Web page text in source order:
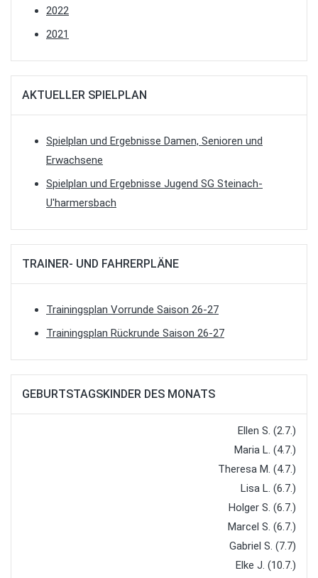
2022
2021
AKTUELLER SPIELPLAN
Spielplan und Ergebnisse Damen, Senioren und
Erwachsene
Spielplan und Ergebnisse Jugend SG Steinach-
U'harmersbach
TRAINER- UND FAHRERPLÄNE
Trainingsplan Vorrunde Saison 26-27
Trainingsplan Rückrunde Saison 26-27
GEBURTSTAGSKINDER DES MONATS
Ellen S. (2.7.)
Maria L. (4.7.)
Theresa M. (4.7.)
Lisa L. (6.7.)
Holger S. (6.7.)
Marcel S. (6.7.)
Gabriel S. (7.7)
Elke J. (10.7.)